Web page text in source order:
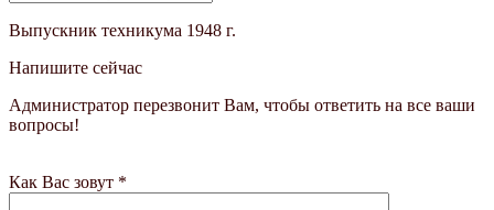
Выпускник техникума 1948 г.
Напишите сейчас
Администратор перезвонит Вам, чтобы ответить на все ваши
вопросы!
Как Вас зовут *